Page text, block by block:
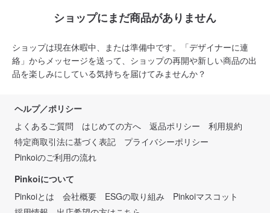
ショップにまだ商品がありません
ショップは現在休暇中、または準備中です。「デザイナーに連
絡」からメッセージを送って、ショップの再開や新しい商品の出
品を楽しみにしている気持ちを届けてみませんか？
ヘルプ／ポリシー
よくあるご質問
はじめての方へ 返品ポリシー
利用規約
特定商取引法に基づく表記
プライバシーポリシー
Pinkoiのご利用の流れ
Pinkoiについて
Pinkoiとは
会社概要 ESGの取り組み
Pinkoiマスコット